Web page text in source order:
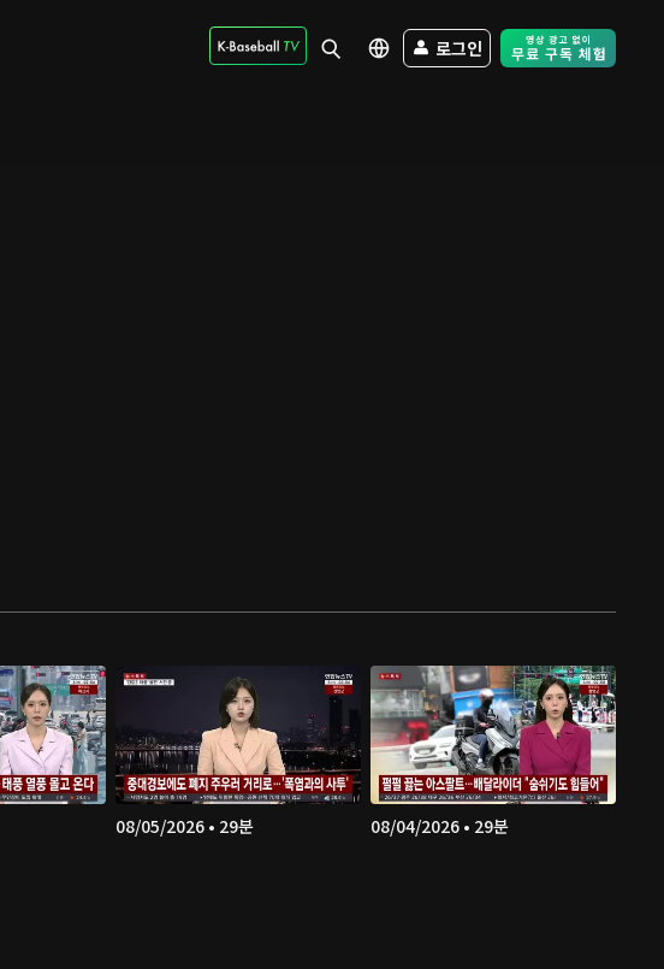
로그인 Free Trial -
08/05/2026 • 29분 08/04/2026 • 29분